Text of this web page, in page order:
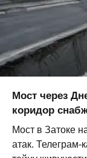
Мост через
коридор
Мост в Затоке
атак. Телеграм-